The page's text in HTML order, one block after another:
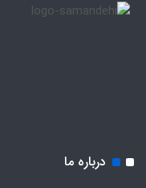
درباره ما